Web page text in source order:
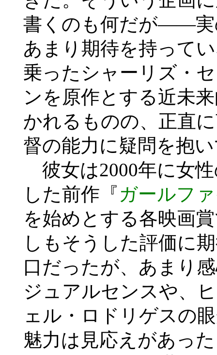
書くのも何だが――実
あまり期待を持って
乗ったシャーリズ・
ンを原作とする近未
かれるものの、正直
督の能力に疑問を抱
彼女は2000年に女
した前作『 ガールフ
を始めとする各映画
しもそうした評価に
口だったが、あまり
ジュアルセンスや、
ェル・ロドリゲスの
魅力は見応えがあっ